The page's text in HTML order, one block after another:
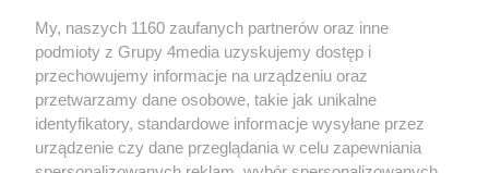
My, naszych 1160 zaufanych partnerów oraz inne
podmioty z Grupy 4media uzyskujemy dostęp i
przechowujemy informacje na urządzeniu oraz
przetwarzamy dane osobowe, takie jak unikalne
identyfikatory, standardowe informacje wysyłane przez
urządzenie czy dane przeglądania w celu zapewniania